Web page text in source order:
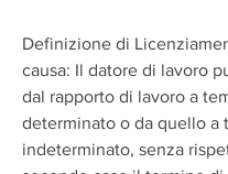
Definizione di
causa: Il datore di lavoro
dal rapporto di lavoro a
determinato o da quello a
indeterminato, senza